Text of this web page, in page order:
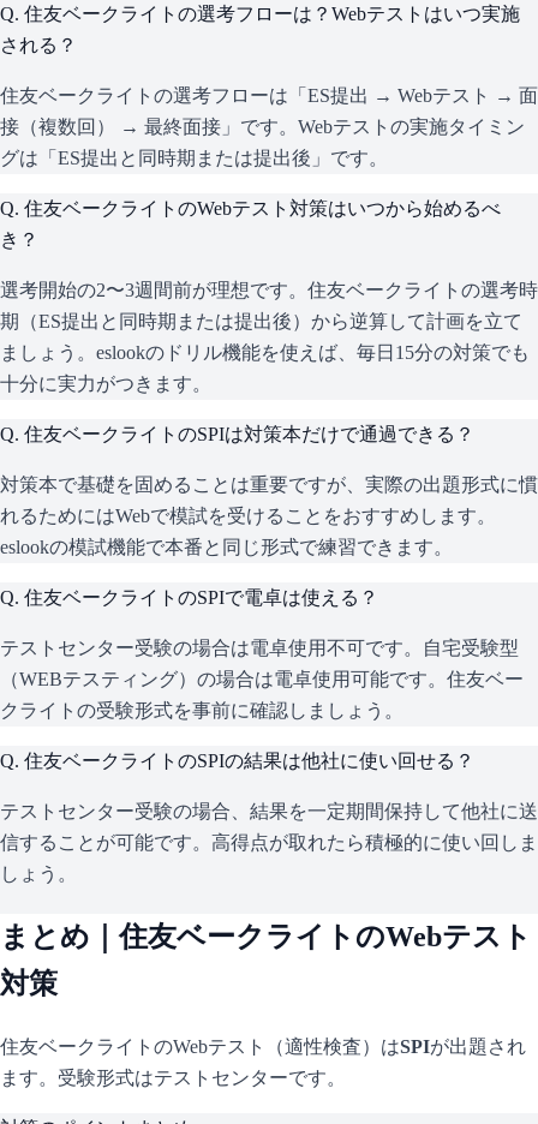
Q. 住友ベークライトの選考フローは？Webテストはいつ実施
される？
住友ベークライトの選考フローは「ES提出 → Webテスト → 面
接（複数回） → 最終面接」です。Webテストの実施タイミン
グは「ES提出と同時期または提出後」です。
Q. 住友ベークライトのWebテスト対策はいつから始めるべ
き？
選考開始の2〜3週間前が理想です。住友ベークライトの選考時
期（ES提出と同時期または提出後）から逆算して計画を立て
ましょう。eslookのドリル機能を使えば、毎日15分の対策でも
十分に実力がつきます。
Q. 住友ベークライトのSPIは対策本だけで通過できる？
対策本で基礎を固めることは重要ですが、実際の出題形式に慣
れるためにはWebで模試を受けることをおすすめします。
eslookの模試機能で本番と同じ形式で練習できます。
Q. 住友ベークライトのSPIで電卓は使える？
テストセンター受験の場合は電卓使用不可です。自宅受験型
（WEBテスティング）の場合は電卓使用可能です。住友ベー
クライトの受験形式を事前に確認しましょう。
Q. 住友ベークライトのSPIの結果は他社に使い回せる？
テストセンター受験の場合、結果を一定期間保持して他社に送
信することが可能です。高得点が取れたら積極的に使い回しま
しょう。
まとめ｜住友ベークライト のWebテスト
対策
住友ベークライト のWebテスト（適性検査）はSPIが出題され
ます。 受験形式はテストセンターです。